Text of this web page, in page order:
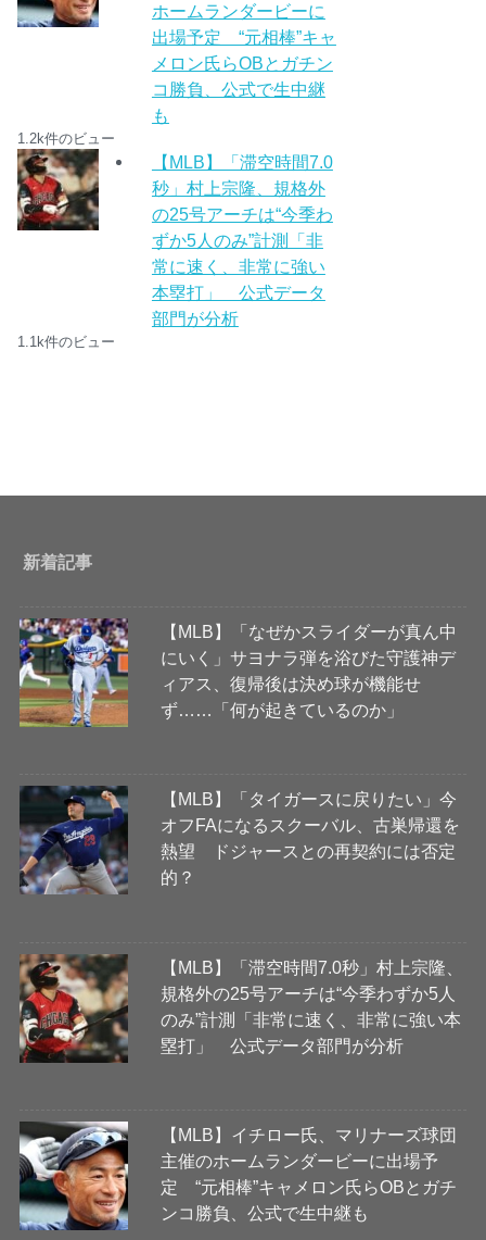
ホームランダービーに
出場予定 “元相棒”キャ
メロン氏らOBとガチン
コ勝負、公式で生中継
も
1.2k件のビュー
【MLB】「滞空時間7.0
秒」村上宗隆、規格外
の25号アーチは“今季わ
ずか5人のみ”計測「非
常に速く、非常に強い
本塁打」 公式データ
部門が分析
1.1k件のビュー
新着記事
【MLB】「なぜかスライダーが真ん中
にいく」サヨナラ弾を浴びた守護神デ
ィアス、復帰後は決め球が機能せ
ず……「何が起きているのか」
【MLB】「タイガースに戻りたい」今
オフFAになるスクーバル、古巣帰還を
熱望 ドジャースとの再契約には否定
的？
【MLB】「滞空時間7.0秒」村上宗隆、
規格外の25号アーチは“今季わずか5人
のみ”計測「非常に速く、非常に強い本
塁打」 公式データ部門が分析
【MLB】イチロー氏、マリナーズ球団
主催のホームランダービーに出場予
定 “元相棒”キャメロン氏らOBとガチ
ンコ勝負、公式で生中継も